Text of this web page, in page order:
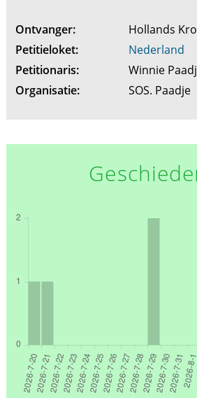
Ontvanger:
Hollands
Petitieloket:
Nederland
Petitionaris:
Winnie
Organisatie:
SOS. Paadje